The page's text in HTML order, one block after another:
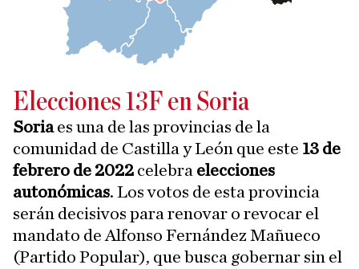
Elecciones 13F en Soria
Soriaes una de las provincias de la
comunidad de Castilla y León que este 13 de
febrero de 2022 celebra elecciones
autonómicas. Los votos de esta provincia
serán decisivos para renovar o revocar el
mandato de Alfonso Fernández Mañueco
(Partido Popular), que busca gobernar sin el